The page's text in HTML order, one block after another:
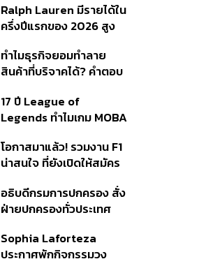
Ralph Lauren มีรายได้ใน
ครึ่งปีแรกของ 2026 สูง
ทำไมธุรกิจยอมทำลาย
สินค้าที่บริจาคได้? คำตอบ
อยู่ที่ระบบภาษี
17 ปี League of
Legends ทำไมเกม MOBA
กาลเวลา?
โอกาสมาแล้ว! รวมงาน F1
น่าสนใจ ที่ยังเปิดให้สมัคร
อธิบดีกรมการปกครอง สั่ง
ฝ่ายปกครองทั่วประเทศ
อาวุธปืน-ยาเสพติด
Sophia Laforteza
ประกาศพักกิจกรรมวง